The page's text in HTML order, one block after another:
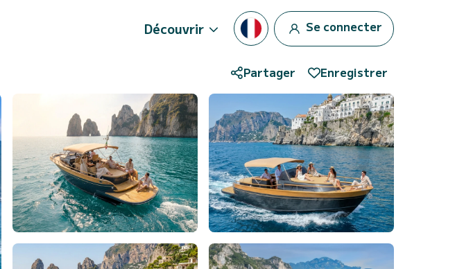
Découvrir Se connecter
Partager Enregistrer